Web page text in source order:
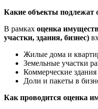
Какие объекты подлежат
В рамках оценка
участки, здания, бизнес)
Жилые дома и
Земельные участки
Коммерческие
Доли и пакеты в
Как проводится оценка